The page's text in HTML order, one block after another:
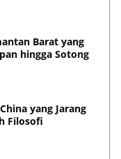
Barat yang
hingga Sotong
yang Jarang
Filosofi